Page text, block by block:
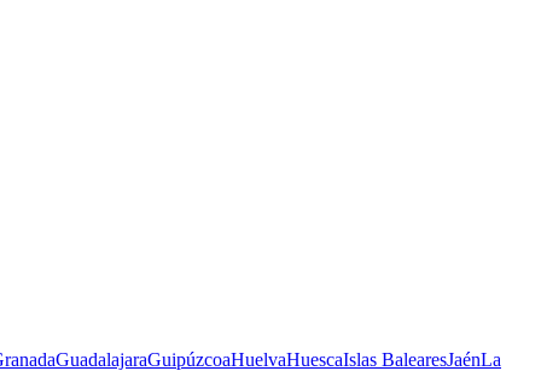
GuadalajaraGuipúzcoaHuelvaHuescaIslas BalearesJaénLa